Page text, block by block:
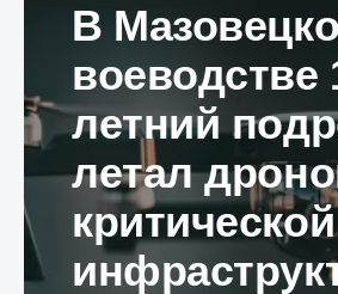
В
воеводстве
летний
летал
критической